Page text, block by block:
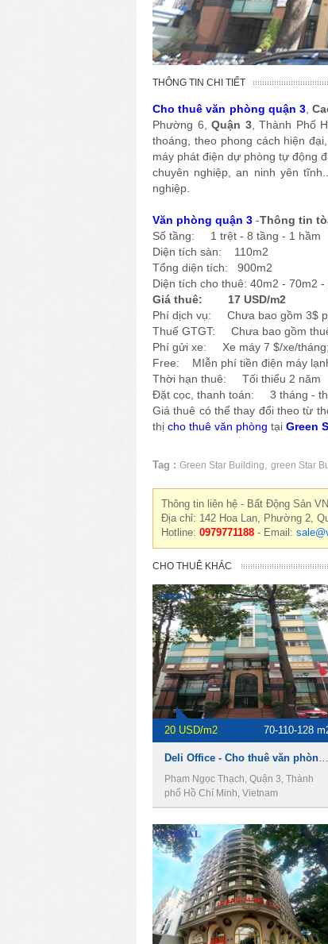
THÔNG TIN CHI TIẾT
Cho thuê văn phòng quận 3,
Phường 6,Quận 3, Thành Phố
thoáng, theo phong cách hiện
máy phát điện dự phòng tự động
chuyên nghiệp, an ninh yên
nghiệp.
Văn phòng quận 3 -Thông tin
Số tầng: 1 trệt - 8 tầng - 1 hầm
Diện tích sàn: 110m2
Tổng diện tích: 900m2
Diện tích cho thuê: 40m2 - 70m2 -
Giá thuê: 17 USD/m2
Phí dịch vụ: Chưa bao gồm 3$
Thuế GTGT: Chưa bao gồm
Phí gửi xe: Xe máy 7 $/xe/tháng;
Free: MIễn phí tiền điện máy
Thời hạn thuê: Tối thiểu 2 năm
Đặt cọc, thanh toán: 3 tháng -
Giá thuê có thể thay đổi theo từ
thị cho thuê văn phòng tại Green
Tag : Green Star Building, green Star
Thông tin liên hệ - Bất Động Sản
Địa chỉ: 142 Hoa Lan, Phường 2,
Hotline: 0979771188 - Email:
CHO THUÊ KHÁC
20 USD/m2 70-110-128
Deli Office - Cho thuê văn phòng Quận 3
Phạm Ngọc Thạch, Quận 3, Thành
phố Hồ Chí Minh, Vietnam